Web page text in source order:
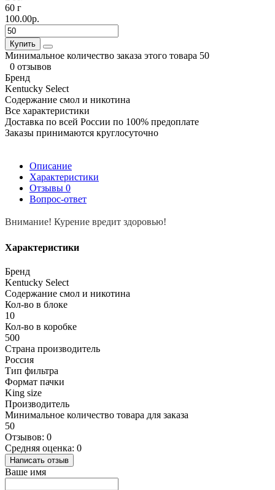
60 г
100.00р.
Купить
Минимальное количество заказа этого товара 50
0 отзывов
Бренд
Kentucky Select
Содержание смол и никотина
Все характеристики
Доставка по всей России по 100% предоплате
Заказы принимаются круглосуточно
Описание
Характеристики
Отзывы 0
Вопрос-ответ
Внимание! Курение вредит здоровью!
Характеристики
Бренд
Kentucky Select
Содержание смол и никотина
Кол-во в блоке
10
Кол-во в коробке
500
Страна производитель
Россия
Тип фильтра
Формат пачки
King size
Производитель
Минимальное количество товара для заказа
50
Отзывов: 0
Средняя оценка: 0
Написать отзыв
Ваше имя